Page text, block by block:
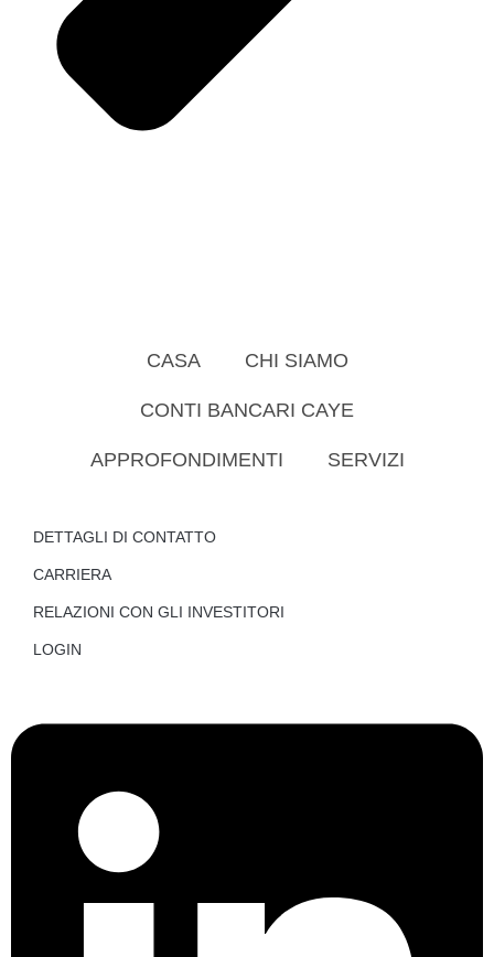
CASA CHI SIAMO
CONTI BANCARI CAYE
APPROFONDIMENTI SERVIZI
DETTAGLI DI CONTATTO
CARRIERA
RELAZIONI CON GLI INVESTITORI
LOGIN